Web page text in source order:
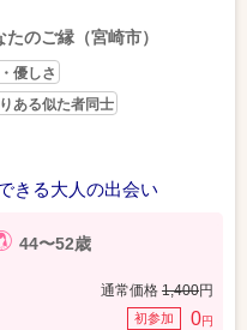
たのご縁（宮崎市）
優しさ
ある似た者同士
きる大人の出会い
44〜52歳
通常価格 1,400円
初参加 0円